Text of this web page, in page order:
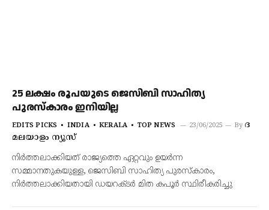
25 ലക്ഷം രൂപയുടെ ജെസിബി സാഹിത്യ
പുരസ്കാരം ഇനിയില്ല
EDITS PICKS INDIA KERALA TOP NEWS 23/06/2025 By ദ
മലയാളം ന്യൂസ്
നിർത്തലാക്കിയത് രാജ്യത്തെ ഏറ്റവും ഉയർന്ന
സമ്മാനതുകയുള്ള, ജെസിബി സാഹിത്യ പുരസ്കാരം,
നിർത്തലാക്കിയതായി ഡയറക്ടർ മിത കപൂർ സ്ഥിരീകരിച്ചു